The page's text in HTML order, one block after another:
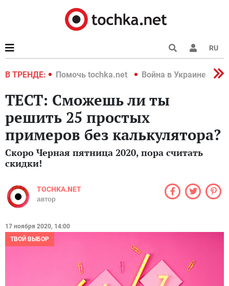
RU
В ТРЕНДЕ:
2022 Помочь tochka.net Война в Украине 2022
ТЕСТ: Сможешь ли ты
решить 25 простых
примеров без калькулятора?
Скоро Черная пятница 2020, пора считать
скидки!
TOCHKA.NET
автор
17 ноября 2020, 14:00
ТВОЙ ВЫБОР